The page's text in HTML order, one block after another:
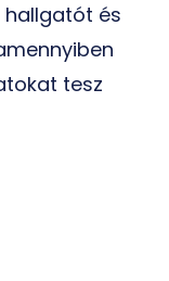
hallgatót és
tesz